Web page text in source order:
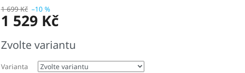
1 699 Kč –10 %
1 529 Kč
cena:
Zvolte variantu
Varianta